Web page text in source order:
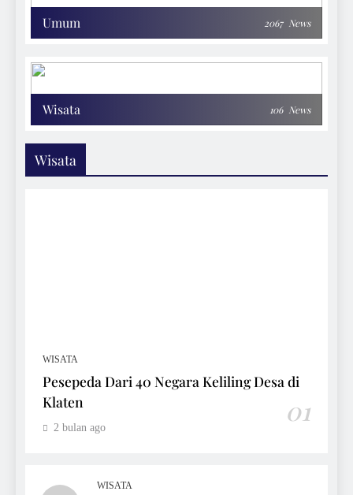
Umum 2067 News
Wisata 106 News
Wisata
WISATA
Pesepeda Dari 40 Negara Keliling Desa di
Klaten
01
2 bulan ago
WISATA